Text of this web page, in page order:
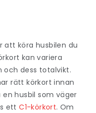
att köra husbilen du
kan variera
och dess totalvikt.
rätt körkort innan
en husbil som väger
ettC1-körkort. Om